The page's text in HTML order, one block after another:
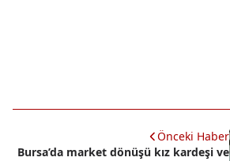
Önceki Haber
Bursa’da market dönüşü kız kardeşi ve